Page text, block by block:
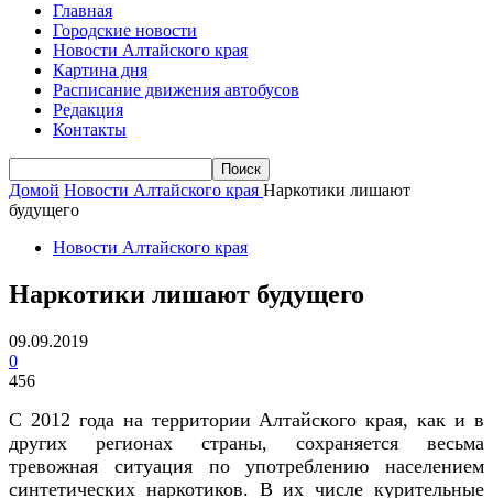
Главная
Городские новости
Новости Алтайского края
Картина дня
Расписание движения автобусов
Редакция
Контакты
Домой Новости Алтайского края Наркотики лишают
будущего
Новости Алтайского края
Наркотики лишают будущего
09.09.2019
0
456
С 2012 года на территории Алтайского края, как и в
других регионах страны, сохраняется весьма
тревожная ситуация по употреблению населением
синтетических наркотиков. В их числе курительные